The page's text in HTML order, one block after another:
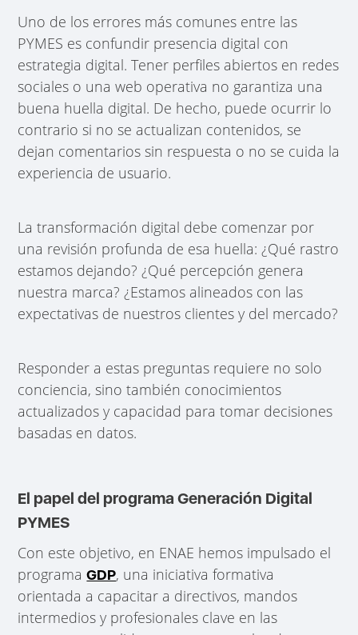
Uno de los errores más comunes entre las
PYMES es confundir presencia digital con
estrategia digital. Tener perfiles abiertos en redes
sociales o una web operativa no garantiza una
buena huella digital. De hecho, puede ocurrir lo
contrario si no se actualizan contenidos, se
dejan comentarios sin respuesta o no se cuida la
experiencia de usuario.
La transformación digital debe comenzar por
una revisión profunda de esa huella: ¿Qué rastro
estamos dejando? ¿Qué percepción genera
nuestra marca? ¿Estamos alineados con las
expectativas de nuestros clientes y del mercado?
Responder a estas preguntas requiere no solo
conciencia, sino también conocimientos
actualizados y capacidad para tomar decisiones
basadas en datos.
El papel del programa Generación Digital
PYMES
Con este objetivo, en ENAE hemos impulsado el
programaGDP, una iniciativa formativa
orientada a capacitar a directivos, mandos
intermedios y profesionales clave en las